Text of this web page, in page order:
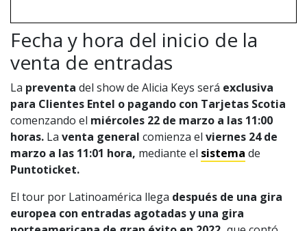
Fecha y hora del inicio de la
venta de entradas
La preventa del show de Alicia Keys será exclusiva
para Clientes Entel o pagando con Tarjetas Scotia
comenzando el miércoles 22 de marzo a las 11:00
horas. La venta general comienza el viernes 24 de
marzo a las 11:01 hora, mediante el sistema de
Puntoticket.
El tour por Latinoamérica llega después de una gira
europea con entradas agotadas y una gira